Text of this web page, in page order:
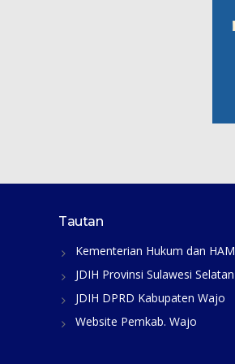
Tautan
Kementerian Hukum dan HAM
JDIH Provinsi Sulawesi Selatan
JDIH DPRD Kabupaten Wajo
Website Pemkab. Wajo